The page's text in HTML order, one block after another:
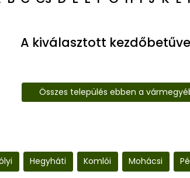
A kiválasztott
Összes település ebben a
Hegyháti Komlói Mohácsi